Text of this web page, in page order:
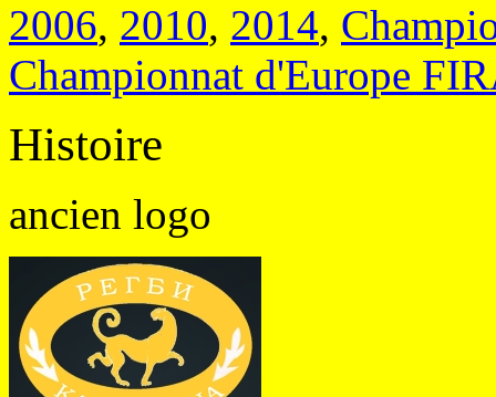
2006, 2010, 2014,
Championnat d'Europe
Histoire
ancien logo